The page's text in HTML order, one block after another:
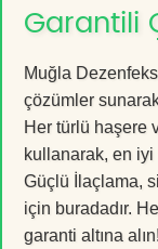
Garantili
Muğla
çözümler
Her türlü haşere
kullanarak, en iyi
Güçlü İlaçlama,
için buradadır.
garanti altına alın!